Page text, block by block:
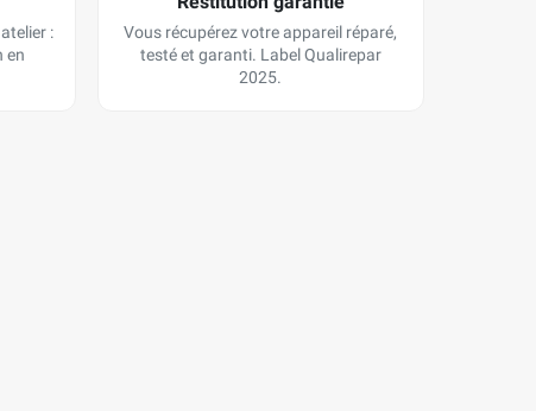
:
en
Vous récupérez votre appareil réparé,
testé et garanti. Label Qualirepar
2025.